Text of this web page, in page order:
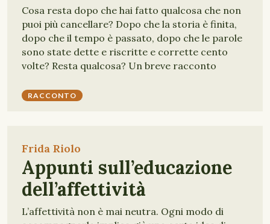
Cosa resta dopo che hai fatto qualcosa che non
puoi più cancellare? Dopo che la storia è finita,
dopo che il tempo è passato, dopo che le parole
sono state dette e riscritte e corrette cento
volte? Resta qualcosa? Un breve racconto
RACCONTO
Frida Riolo
Appunti sull’educazione
dell’affettività
L’affettività non è mai neutra. Ogni modo di